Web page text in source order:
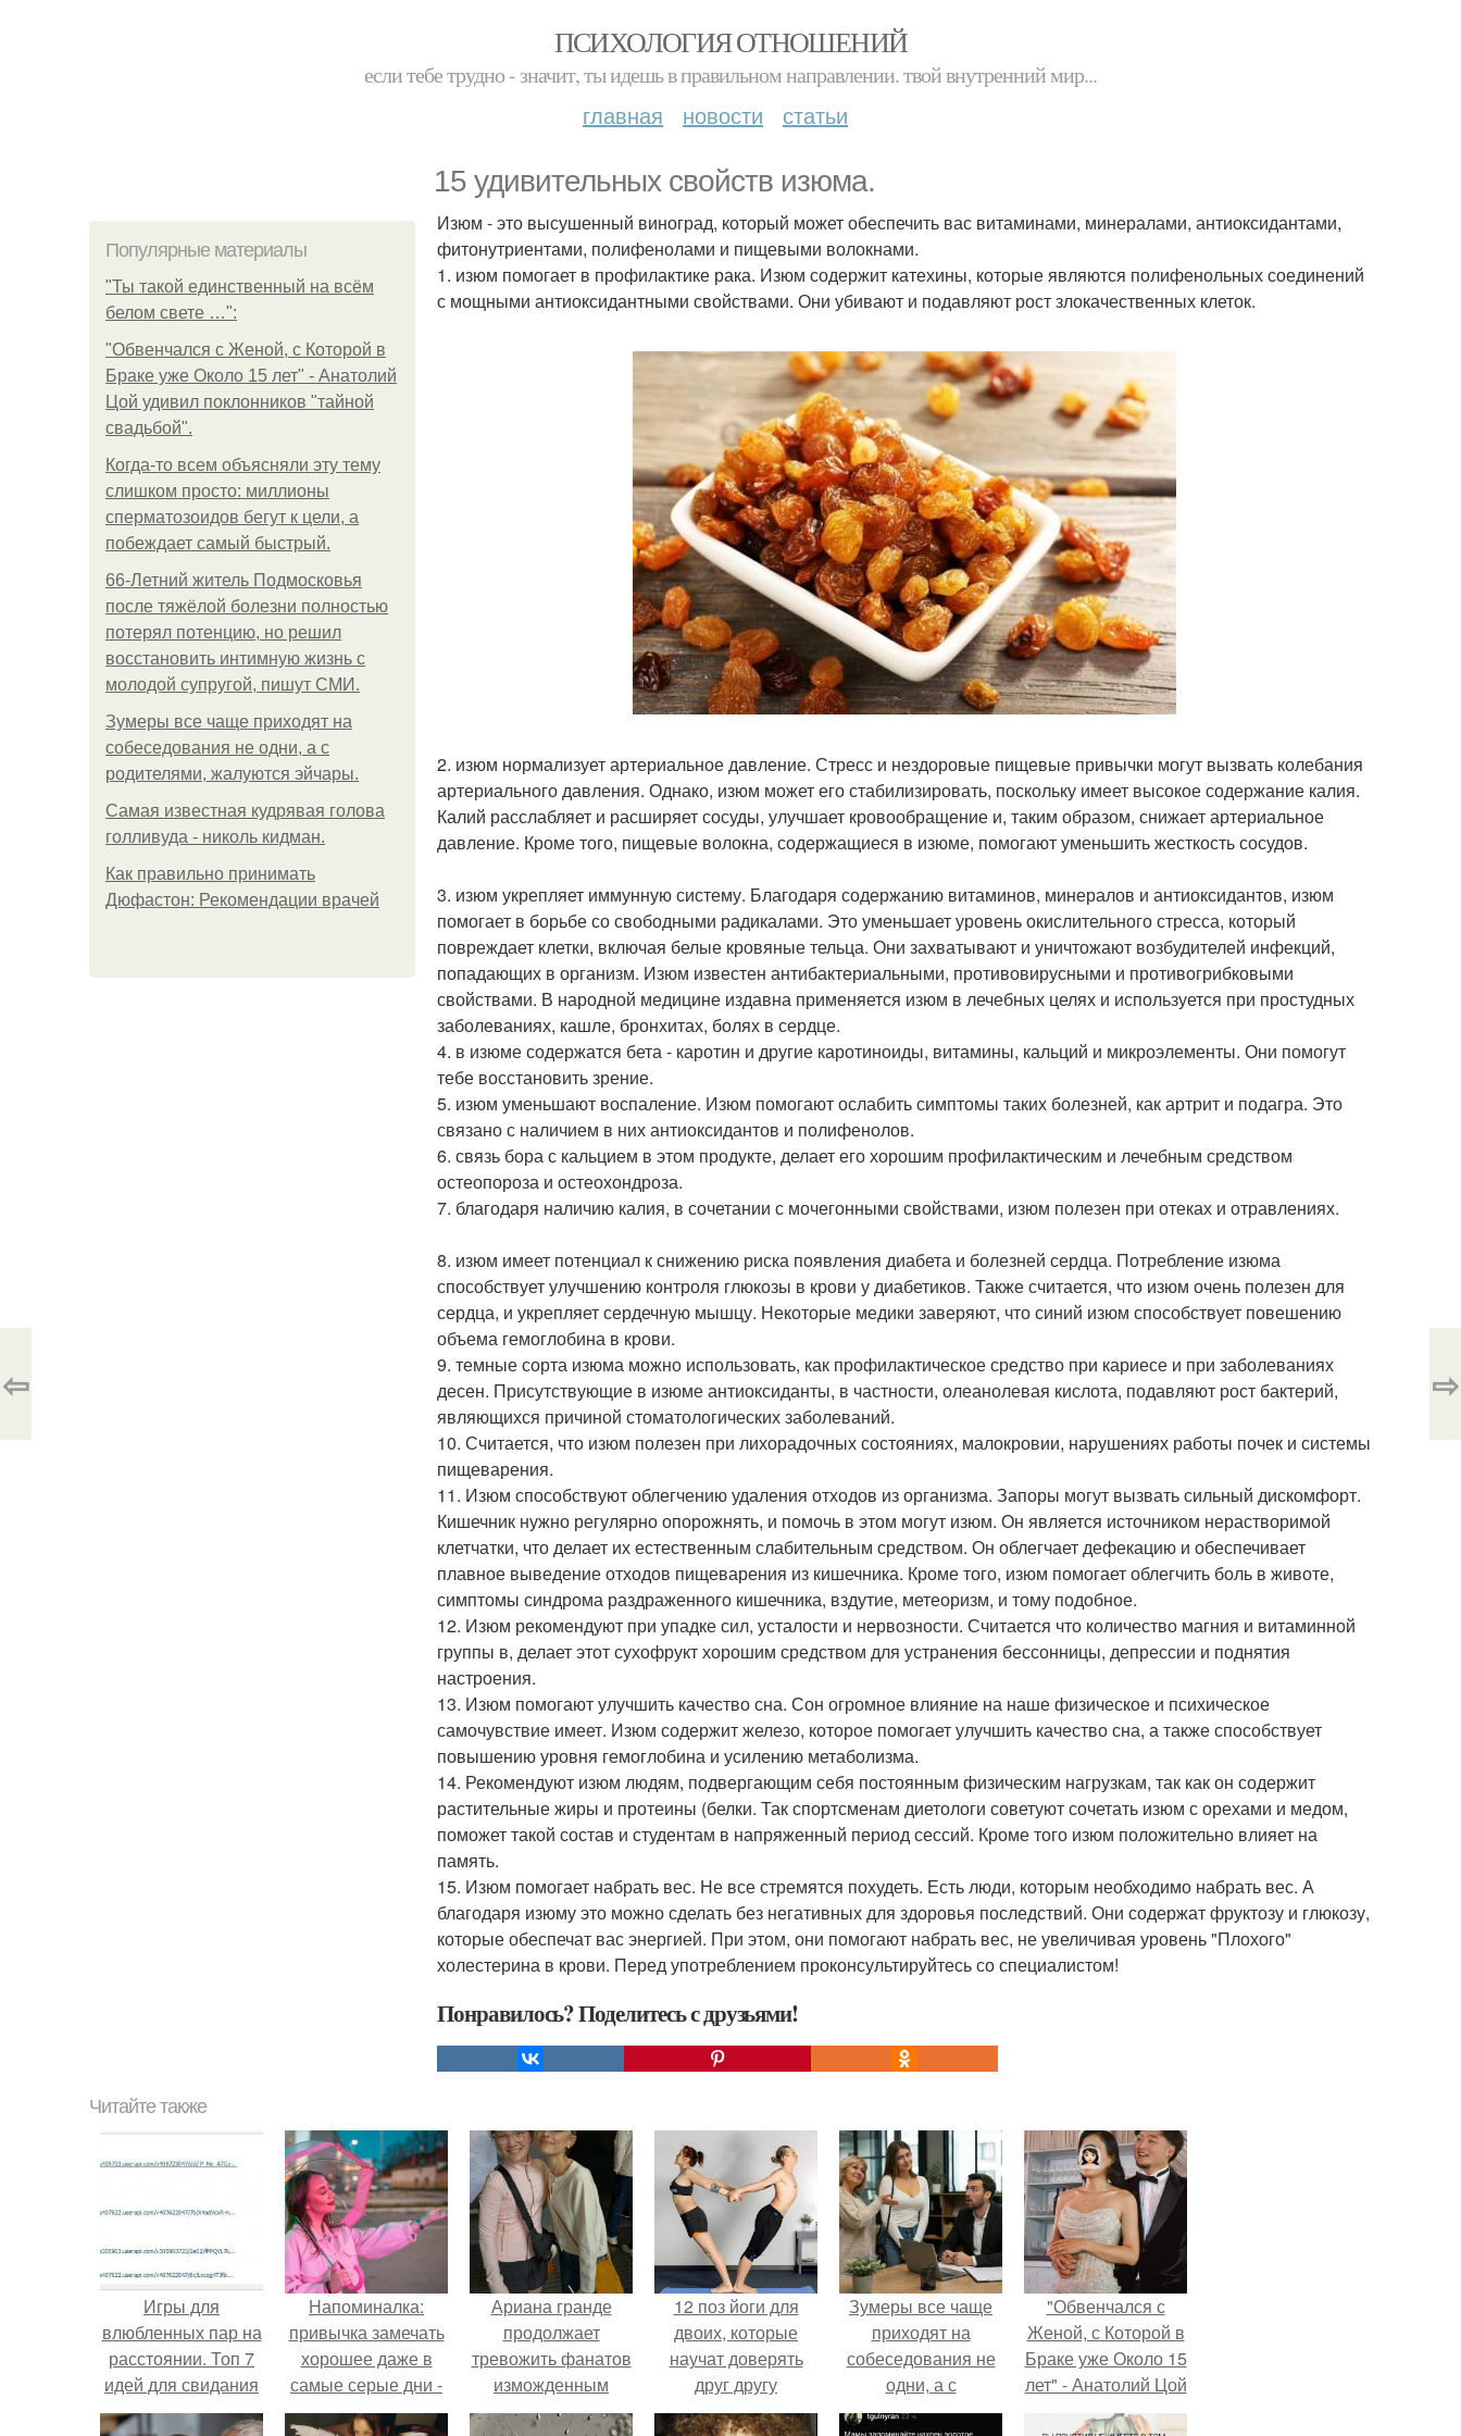
ПСИХОЛОГИЯ ОТНОШЕНИЙ
если тебе трудно - значит, ты идешь в правильном направлении. твой внутренний мир...
главная новости статьи
15 удивительных свойств изюма.
Популярные материалы
"Ты такой единственный на всём
белом свете …":
"Обвенчался с Женой, с Которой в
Браке уже Около 15 лет" - Анатолий
Цой удивил поклонников "тайной
свадьбой".
Когда-то всем объясняли эту тему
слишком просто: миллионы
сперматозоидов бегут к цели, а
побеждает самый быстрый.
66-Летний житель Подмосковья
после тяжёлой болезни полностью
потерял потенцию, но решил
восстановить интимную жизнь с
молодой супругой, пишут СМИ.
Зумеры все чаще приходят на
собеседования не одни, а с
родителями, жалуются эйчары.
Самая известная кудрявая голова
голливуда - николь кидман.
Как правильно принимать
Дюфастон: Рекомендации врачей
Изюм - это высушенный виноград, который может обеспечить вас витаминами, минералами, антиоксидантами,
фитонутриентами, полифенолами и пищевыми волокнами.
1. изюм помогает в профилактике рака. Изюм содержит катехины, которые являются полифенольных соединений
с мощными антиоксидантными свойствами. Они убивают и подавляют рост злокачественных клеток.
2. изюм нормализует артериальное давление. Стресс и нездоровые пищевые привычки могут вызвать колебания
артериального давления. Однако, изюм может его стабилизировать, поскольку имеет высокое содержание калия.
Калий расслабляет и расширяет сосуды, улучшает кровообращение и, таким образом, снижает артериальное
давление. Кроме того, пищевые волокна, содержащиеся в изюме, помогают уменьшить жесткость сосудов.
3. изюм укрепляет иммунную систему. Благодаря содержанию витаминов, минералов и антиоксидантов, изюм
помогает в борьбе со свободными радикалами. Это уменьшает уровень окислительного стресса, который
повреждает клетки, включая белые кровяные тельца. Они захватывают и уничтожают возбудителей инфекций,
попадающих в организм. Изюм известен антибактериальными, противовирусными и противогрибковыми
свойствами. В народной медицине издавна применяется изюм в лечебных целях и используется при простудных
заболеваниях, кашле, бронхитах, болях в сердце.
4. в изюме содержатся бета - каротин и другие каротиноиды, витамины, кальций и микроэлементы. Они помогут
тебе восстановить зрение.
5. изюм уменьшают воспаление. Изюм помогают ослабить симптомы таких болезней, как артрит и подагра. Это
связано с наличием в них антиоксидантов и полифенолов.
6. связь бора с кальцием в этом продукте, делает его хорошим профилактическим и лечебным средством
остеопороза и остеохондроза.
7. благодаря наличию калия, в сочетании с мочегонными свойствами, изюм полезен при отеках и отравлениях.
8. изюм имеет потенциал к снижению риска появления диабета и болезней сердца. Потребление изюма
способствует улучшению контроля глюкозы в крови у диабетиков. Также считается, что изюм очень полезен для
сердца, и укрепляет сердечную мышцу. Некоторые медики заверяют, что синий изюм способствует повешению
объема гемоглобина в крови.
9. темные сорта изюма можно использовать, как профилактическое средство при кариесе и при заболеваниях
десен. Присутствующие в изюме антиоксиданты, в частности, олеанолевая кислота, подавляют рост бактерий,
являющихся причиной стоматологических заболеваний.
10. Считается, что изюм полезен при лихорадочных состояниях, малокровии, нарушениях работы почек и системы
пищеварения.
11. Изюм способствуют облегчению удаления отходов из организма. Запоры могут вызвать сильный дискомфорт.
Кишечник нужно регулярно опорожнять, и помочь в этом могут изюм. Он является источником нерастворимой
клетчатки, что делает их естественным слабительным средством. Он облегчает дефекацию и обеспечивает
плавное выведение отходов пищеварения из кишечника. Кроме того, изюм помогает облегчить боль в животе,
симптомы синдрома раздраженного кишечника, вздутие, метеоризм, и тому подобное.
12. Изюм рекомендуют при упадке сил, усталости и нервозности. Считается что количество магния и витаминной
группы в, делает этот сухофрукт хорошим средством для устранения бессонницы, депрессии и поднятия
настроения.
13. Изюм помогают улучшить качество сна. Сон огромное влияние на наше физическое и психическое
самочувствие имеет. Изюм содержит железо, которое помогает улучшить качество сна, а также способствует
повышению уровня гемоглобина и усилению метаболизма.
14. Рекомендуют изюм людям, подвергающим себя постоянным физическим нагрузкам, так как он содержит
растительные жиры и протеины (белки. Так спортсменам диетологи советуют сочетать изюм с орехами и медом,
поможет такой состав и студентам в напряженный период сессий. Кроме того изюм положительно влияет на
память.
15. Изюм помогает набрать вес. Не все стремятся похудеть. Есть люди, которым необходимо набрать вес. А
благодаря изюму это можно сделать без негативных для здоровья последствий. Они содержат фруктозу и глюкозу,
которые обеспечат вас энергией. При этом, они помогают набрать вес, не увеличивая уровень "Плохого"
холестерина в крови. Перед употреблением проконсультируйтесь со специалистом!
Понравилось? Поделитесь с друзьями!
⇦ ⇨
Читайте также
Игры для
влюбленных пар на
расстоянии. Топ 7
идей для свидания
на расстоянии
Напоминалка:
привычка замечать
хорошее даже в
самые серые дни -
это не очередная
Ариана гранде
продолжает
тревожить фанатов
изможденным
Видом.
12 поз йоги для
двоих, которые
научат доверять
друг другу
Зумеры все чаще
приходят на
собеседования не
одни, а с
родителями,
"Обвенчался с
Женой, с Которой в
Браке уже Около 15
лет" - Анатолий Цой
удивил